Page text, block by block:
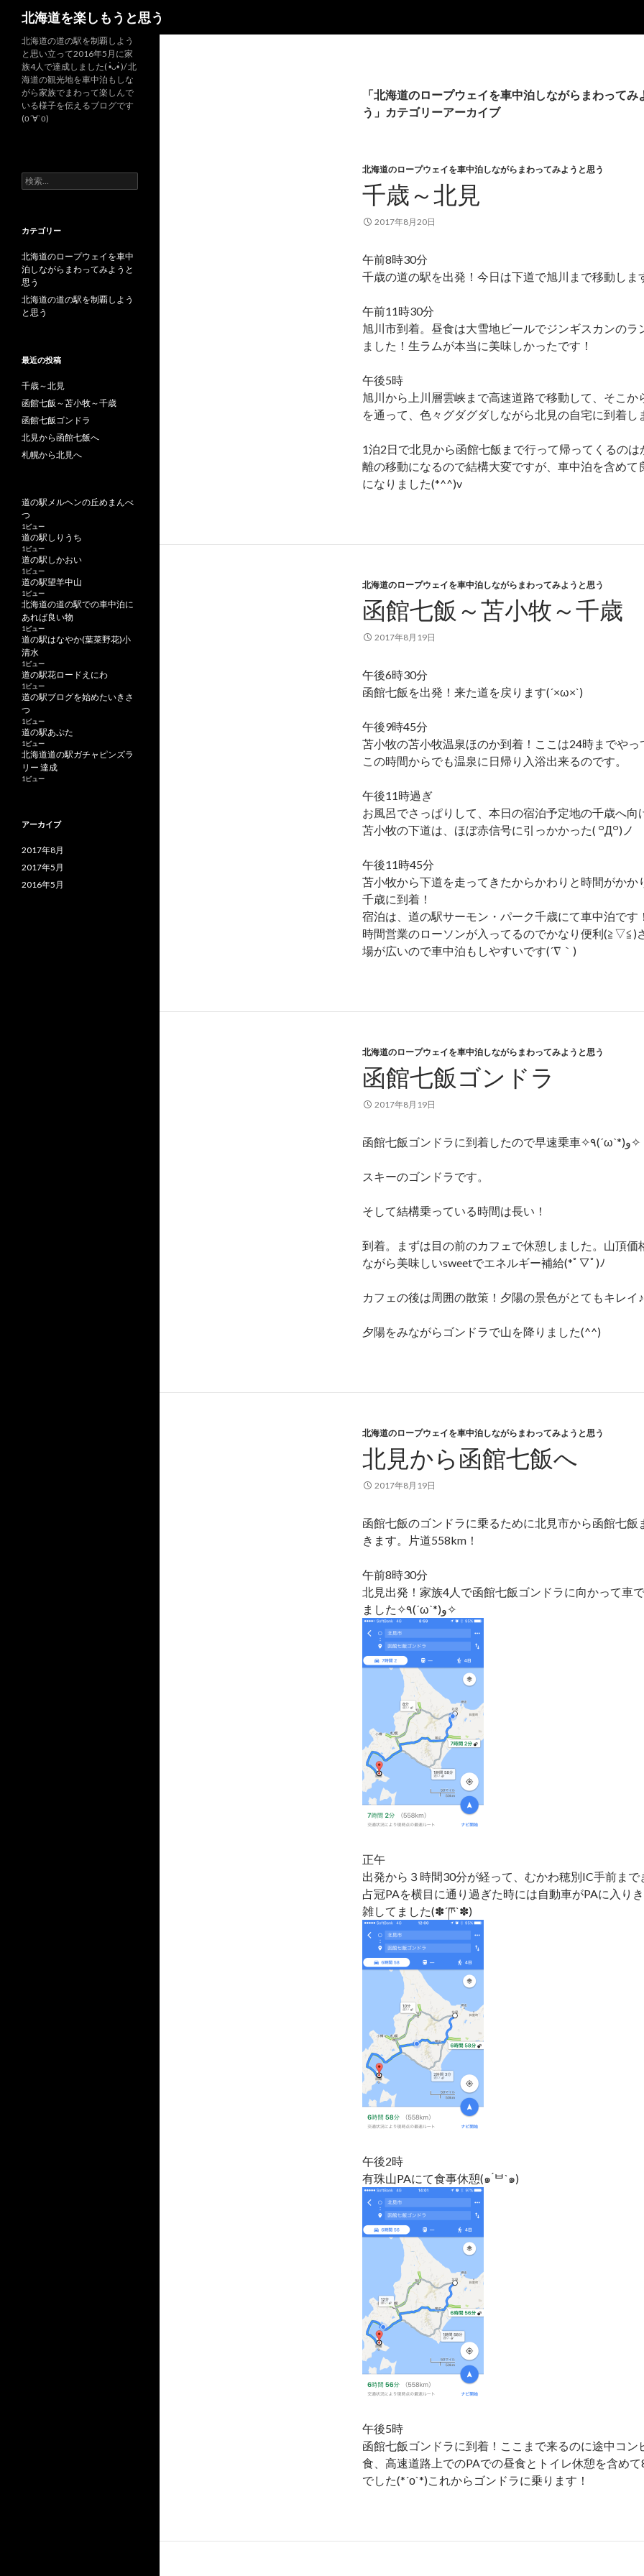
北海道を楽しもうと思う
「北海道のロープウェイを車中泊しながらまわってみ
う」カテゴリーアーカイブ
北海道のロープウェイを車中泊しながらまわってみようと思う
千歳～北見
2017年8月20日
午前8時30分
千歳の道の駅を出発！今日は下道で旭川まで移動しま
午前11時30分
旭川市到着。昼食は大雪地ビールでジンギスカンのラ
ました！生ラムが本当に美味しかったです！
午後5時
旭川から上川層雲峡まで高速道路で移動して、そこか
を通って、色々グダグダしながら北見の自宅に到着し
1泊2日で北見から函館七飯まで行って帰ってくるのは
離の移動になるので結構大変ですが、車中泊を含めて
になりました(*^^)v
北海道のロープウェイを車中泊しながらまわってみようと思う
函館七飯～苫小牧～千歳
2017年8月19日
午後6時30分
函館七飯を出発！来た道を戻ります(´×ω×`)
午後9時45分
苫小牧の苫小牧温泉ほのか到着！ここは24時までやっ
この時間からでも温泉に日帰り入浴出来るのです。
午後11時過ぎ
お風呂でさっぱりして、本日の宿泊予定地の千歳へ向
苫小牧の下道は、ほぼ赤信号に引っかかった( ꒪Д꒪)ノ
午後11時45分
苫小牧から下道を走ってきたからかわりと時間がかか
千歳に到着！
宿泊は、道の駅サーモン・パーク千歳にて車中泊です
時間営業のローソンが入ってるのでかなり便利(≧▽≦)
場が広いので車中泊もしやすいです(´∇｀)
北海道のロープウェイを車中泊しながらまわってみようと思う
函館七飯ゴンドラ
2017年8月19日
函館七飯ゴンドラに到着したので早速乗車✧٩(ˊωˋ*)و✧
スキーのゴンドラです。
そして結構乗っている時間は長い！
到着。まずは目の前のカフェで休憩しました。山頂価
ながら美味しいsweetでエネルギー補給(*ﾟ▽ﾟ)ﾉ
カフェの後は周囲の散策！夕陽の景色がとてもキレイ♪
夕陽をみながらゴンドラで山を降りました(^^)
北海道のロープウェイを車中泊しながらまわってみようと思う
北見から函館七飯へ
2017年8月19日
函館七飯のゴンドラに乗るために北見市から函館七飯
きます。片道558km！
午前8時30分
北見出発！家族4人で函館七飯ゴンドラに向かって車
ました✧٩(ˊωˋ*)و✧
正午
出発から３時間30分が経って、むかわ穂別IC手前まで
占冠PAを横目に通り過ぎた時には自動車がPAに入り
雑してました(✽´ཫ`✽)
午後2時
有珠山PAにて食事休憩(๑ ́ᄇ`๑)
午後5時
函館七飯ゴンドラに到着！ここまで来るのに途中コン
食、高速道路上でのPAでの昼食とトイレ休憩を含め
でした(*´ο`*)これからゴンドラに乗ります！
北海道の道の駅を制覇しよう
と思い立って2016年5月に家
族4人で達成しました( •̀ᴗ•́ )/ 北
海道の観光地を車中泊もしな
がら家族でまわって楽しんで
いる様子を伝えるブログです
(о´∀`о)
検
索
カテゴリー
北海道のロープウェイを車中
泊しながらまわってみようと
思う
北海道の道の駅を制覇しよう
と思う
最近の投稿
千歳～北見
函館七飯～苫小牧～千歳
函館七飯ゴンドラ
北見から函館七飯へ
札幌から北見へ
道の駅メルヘンの丘めまんべ
つ
1ビュー
道の駅しりうち
1ビュー
道の駅しかおい
1ビュー
道の駅望羊中山
1ビュー
北海道の道の駅での車中泊に
あれば良い物
1ビュー
道の駅はなやか(葉菜野花)小
清水
1ビュー
道の駅花ロードえにわ
1ビュー
道の駅ブログを始めたいきさ
つ
1ビュー
道の駅あぷた
1ビュー
北海道道の駅ガチャピンズラ
リー 達成
1ビュー
アーカイブ
2017年8月
2017年5月
2016年5月